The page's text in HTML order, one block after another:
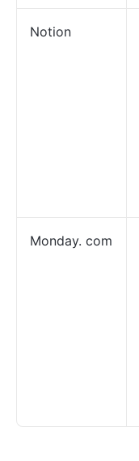
Notion
Monday. com